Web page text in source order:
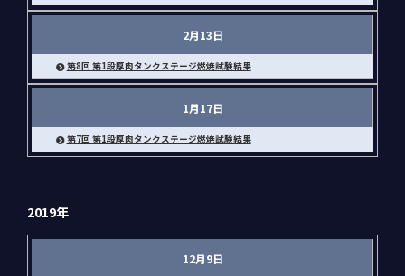
2月13日
第8回 第1段厚肉タンクステージ燃焼試験結果
1月17日
第7回 第1段厚肉タンクステージ燃焼試験結果
2019年
12月9日